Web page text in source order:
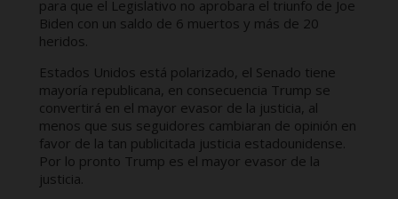
para que el Legislativo no aprobara el triunfo de Joe
Biden con un saldo de 6 muertos y más de 20
heridos.
Estados Unidos está polarizado, el Senado tiene
mayoría republicana, en consecuencia Trump se
convertirá en el mayor evasor de la justicia, al
menos que sus seguidores cambiaran de opinión en
favor de la tan publicitada justicia estadounidense.
Por lo pronto Trump es el mayor evasor de la
justicia.